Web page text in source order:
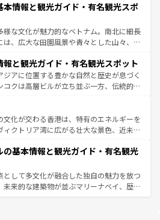
。
判のスイーツなど、バラエティ豊かな料理
延ばせば四季折々の自然美を楽しむことが
、キムチや焼肉、絶品のストリートフード
な韓国料理が待っている。夜には、韓国な
ライフも堪能できる。あたたかいホスピタ
わってみてほしい。 なお、新着の韓国情報はコンテンツ一
しい。
本情報と観光ガイド・有名観光スポ
様な文化が魅力的なベトナム。南北に細長
は、広大な田園風景や青々とした山々、世
に伝統が息づく。ハノイの古い町並みやホ
ランス統治時代の建物も、独特の雰囲気を
。また、バラエティの豊かさとおいしさで
インミー、ベトナムコーヒーなどは、ぜ
たい。どの地域を訪れてもあたたかい人々
てくれるので、きっと忘れられない旅にな
。
報と観光ガイド・有名観光スポット
ジアに位置する豊かな自然と歴史が息づく
コクは高層ビルが立ち並ぶ一方、伝統的な
いる。北部ではチェンマイなどの山岳地
合い、南部ではプーケットやクラビの美し
ート気分を楽しむことができる。タイ料理
一年中温暖で、どの季節にも異なる楽しみ
親しみやすいタイの人々、仏教を中心とし
多様な観光資源が、訪れる旅人を魅了し続
、新着のタイ情報はコンテンツ一覧を参照して
文化が交わる香港は、特有のエネルギーを
ィクトリア湾に広がる壮大な景色、近未来
ても感動するはず。観光スポットが密集し
く見どころを回れるのも魅力。息をのむよ
化的な体験まで、香港を存分に楽しみ尽く
、新着の香港情報はコンテンツ一覧を参照して
の基本情報と観光ガイド・有名観光
として多文化が融合した独自の魅力を放つ
未来的な建築物が並ぶマリーナベイ、歴史